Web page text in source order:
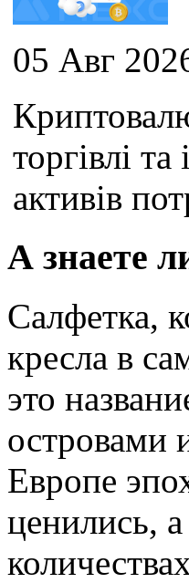
05 Авг
торгівлі
активів
А знаете
Салфетка,
кресла в
это
островами
Европе
ценились,